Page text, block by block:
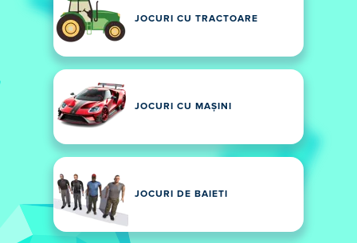
JOCURI CU TRACTOARE
JOCURI CU MAȘINI
JOCURI DE BAIETI